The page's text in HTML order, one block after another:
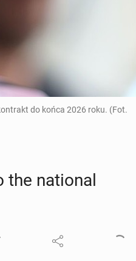
do końca 2026 roku. (Fot.
the na­tion­al